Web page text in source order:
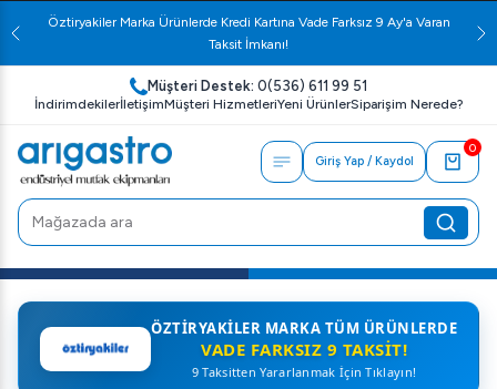
Öztiryakiler Marka Ürünlerde Kredi Kartına Vade Farksız 9 Ay'a Varan
Taksit İmkanı!
Müşteri Destek: 0(536) 611 99 51
İndirimdekilerİletişimMüşteri HizmetleriYeni ÜrünlerSiparişim Nerede?
Giriş Yap / Kaydol
0
ÖZTIRYAKILER MARKA TÜM ÜRÜNLERDE
VADE FARKSIZ 9 TAKSIT!
9 Taksitten Yararlanmak İçin Tıklayın!